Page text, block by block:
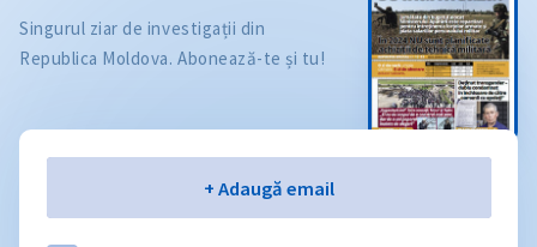
Singurul ziar de investigații din
Republica Moldova. Abonează-te și tu!
+ Adaugă email